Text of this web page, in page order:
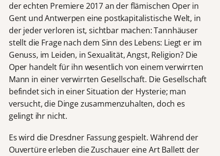
der echten Premiere 2017 an der flämischen Oper in
Gent und Antwerpen eine postkapitalistische Welt, in
der jeder verloren ist, sichtbar machen: Tannhäuser
stellt die Frage nach dem Sinn des Lebens: Liegt er im
Genuss, im Leiden, in Sexualität, Angst, Religion? Die
Oper handelt für ihn wesentlich von einem verwirrten
Mann in einer verwirrten Gesellschaft. Die Gesellschaft
befindet sich in einer Situation der Hysterie; man
versucht, die Dinge zusammenzuhalten, doch es
gelingt ihr nicht.
Es wird die Dresdner Fassung gespielt. Während der
Ouvertüre erleben die Zuschauer eine Art Ballett der